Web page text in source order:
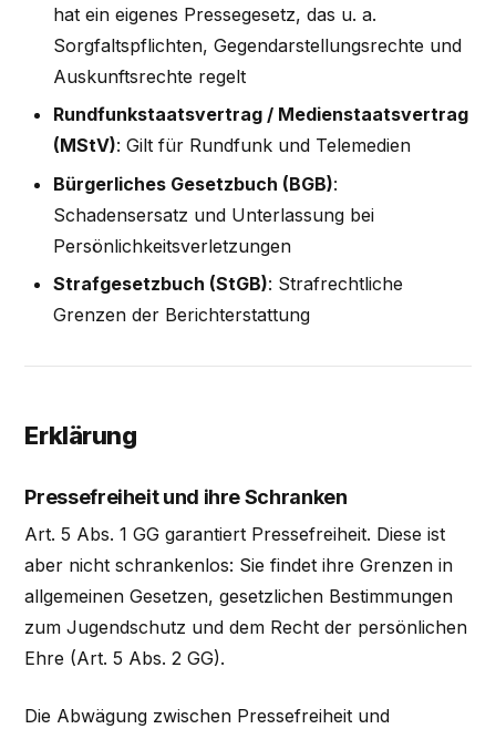
hat ein eigenes Pressegesetz, das u. a.
Sorgfaltspflichten, Gegendarstellungsrechte und
Auskunftsrechte regelt
Rundfunkstaatsvertrag / Medienstaatsvertrag
(MStV): Gilt für Rundfunk und Telemedien
Bürgerliches Gesetzbuch (BGB):
Schadensersatz und Unterlassung bei
Persönlichkeitsverletzungen
Strafgesetzbuch (StGB): Strafrechtliche
Grenzen der Berichterstattung
Erklärung
Pressefreiheit und ihre Schranken
Art. 5 Abs. 1 GG garantiert Pressefreiheit. Diese ist
aber nicht schrankenlos: Sie findet ihre Grenzen in
allgemeinen Gesetzen, gesetzlichen Bestimmungen
zum Jugendschutz und dem Recht der persönlichen
Ehre (Art. 5 Abs. 2 GG).
Die Abwägung zwischen Pressefreiheit und